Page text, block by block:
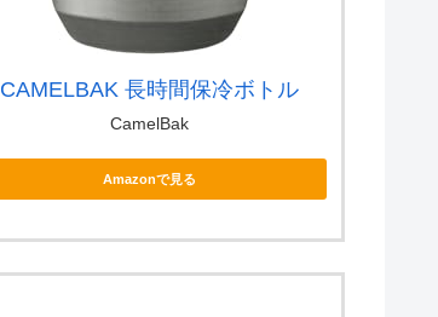
CAMELBAK 長時間保冷ボトル
CamelBak
Amazonで見る